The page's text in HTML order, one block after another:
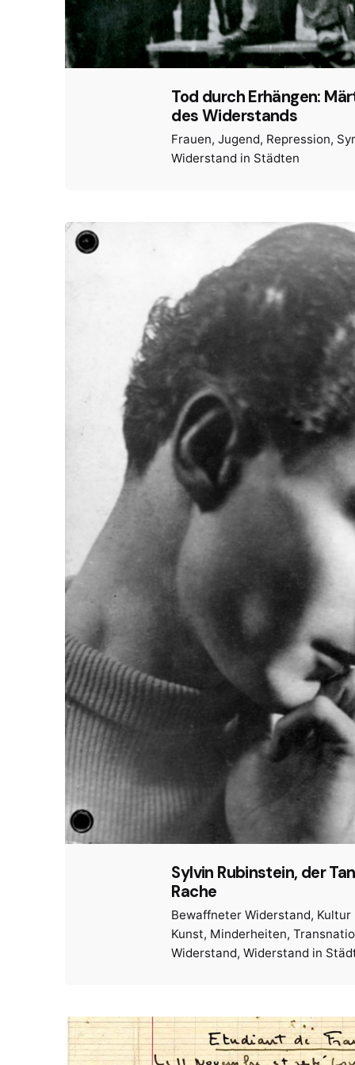
Tod durch Erhängen:
des Widerstands
Frauen Jugend Repression
Widerstand in Städten
Sylvin Rubinstein, der
Rache
Bewaffneter Widerstand Kultur
Kunst Minderheiten
Widerstand Widerstand in